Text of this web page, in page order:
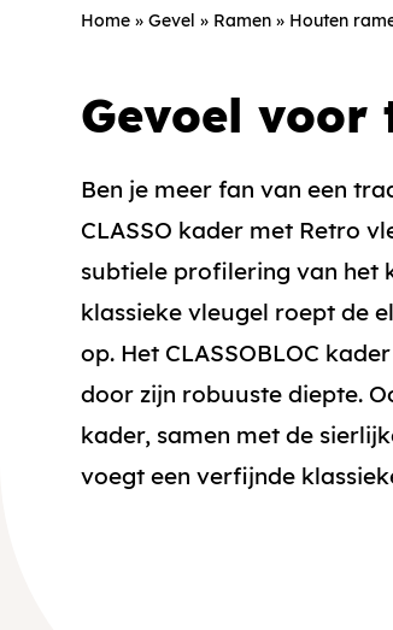
Home »Gevel » Ramen » Houten
Gevoel
Ben je meer fan van een
CLASSO kader met Retro
subtiele profilering van het
klassieke vleugel roept de
op. Het CLASSOBLOC
door zijn robuuste diepte.
kader, samen met de
voegt een verfijnde